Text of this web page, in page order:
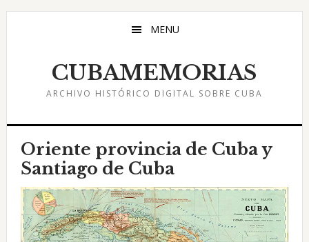
Saltar
Saltar
Saltar
MENU
CUBAMEMORIAS
ARCHIVO HISTÓRICO DIGITAL SOBRE CUBA
Oriente provincia de Cuba y
Santiago de Cuba